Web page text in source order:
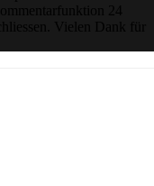
24
Vielen Dank für